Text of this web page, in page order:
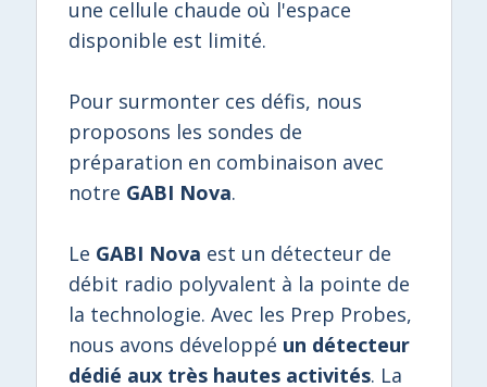
une cellule chaude où l'espace
disponible est limité.
Pour surmonter ces défis, nous
proposons les sondes de
préparation en combinaison avec
notre GABI Nova.
Le GABI Nova est un détecteur de
débit radio polyvalent à la pointe de
la technologie. Avec les Prep Probes,
nous avons développé un détecteur
dédié aux très hautes activités. La